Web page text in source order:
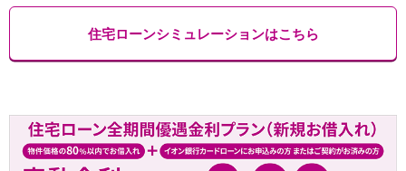
住宅ローンシミュレーションはこちら